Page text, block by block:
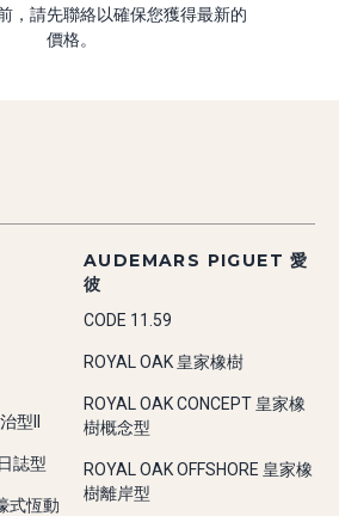
，請先聯絡以確保您獲得最新的
價格。
型II
誌型
式恆動
AUDEMARS PIGUET 愛
彼
CODE 11.59
ROYAL OAK 皇家橡樹
ROYAL OAK CONCEPT 皇家橡
樹概念型
ROYAL OAK OFFSHORE 皇家橡
樹離岸型